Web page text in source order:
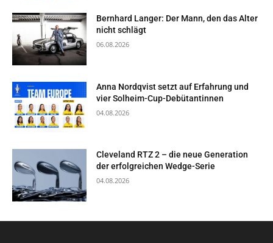
Bernhard Langer: Der Mann, den das Alter
nicht schlägt
06.08.2026
Anna Nordqvist setzt auf Erfahrung und
vier Solheim-Cup-Debütantinnen
04.08.2026
Cleveland RTZ 2 – die neue Generation
der erfolgreichen Wedge-Serie
04.08.2026